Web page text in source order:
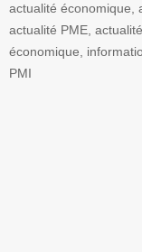
actualité économique,
actualité PME,
économique,
PMI